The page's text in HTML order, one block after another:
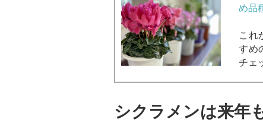
め品
これ
すめ
チェ
シクラメンは来年